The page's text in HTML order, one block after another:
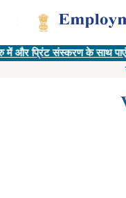
संस्करण के साथ पाएं ई-